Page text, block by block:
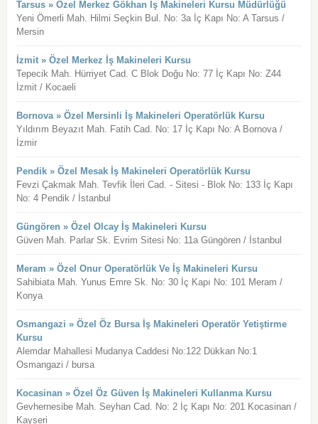
Tarsus » Özel Merkez Gökhan İş Makineleri Kursu Müdürlüğü
Yeni Ömerli Mah. Hilmi Seçkin Bul. No: 3a İç Kapı No: A Tarsus /
Mersin
İzmit » Özel Merkez İş Makineleri Kursu
Tepecik Mah. Hürriyet Cad. C Blok Doğu No: 77 İç Kapı No: Z44
İzmit / Kocaeli
Bornova » Özel Mersinli İş Makineleri Operatörlük Kursu
Yıldırım Beyazıt Mah. Fatih Cad. No: 17 İç Kapı No: A Bornova /
İzmir
Pendik » Özel Mesak İş Makineleri Operatörlük Kursu
Fevzi Çakmak Mah. Tevfik İleri Cad. - Sitesi - Blok No: 133 İç Kapı
No: 4 Pendik / İstanbul
Güngören » Özel Olcay İş Makineleri Kursu
Güven Mah. Parlar Sk. Evrim Sitesi No: 11a Güngören / İstanbul
Meram » Özel Onur Operatörlük Ve İş Makineleri Kursu
Sahibiata Mah. Yunus Emre Sk. No: 30 İç Kapı No: 101 Meram /
Konya
Osmangazi » Özel Öz Bursa İş Makineleri Operatör Yetiştirme
Kursu
Alemdar Mahallesi Mudanya Caddesi No:122 Dükkan No:1
Osmangazi / bursa
Kocasinan » Özel Öz Güven İş Makineleri Kullanma Kursu
Gevhernesibe Mah. Seyhan Cad. No: 2 İç Kapı No: 201 Kocasinan /
Kayseri